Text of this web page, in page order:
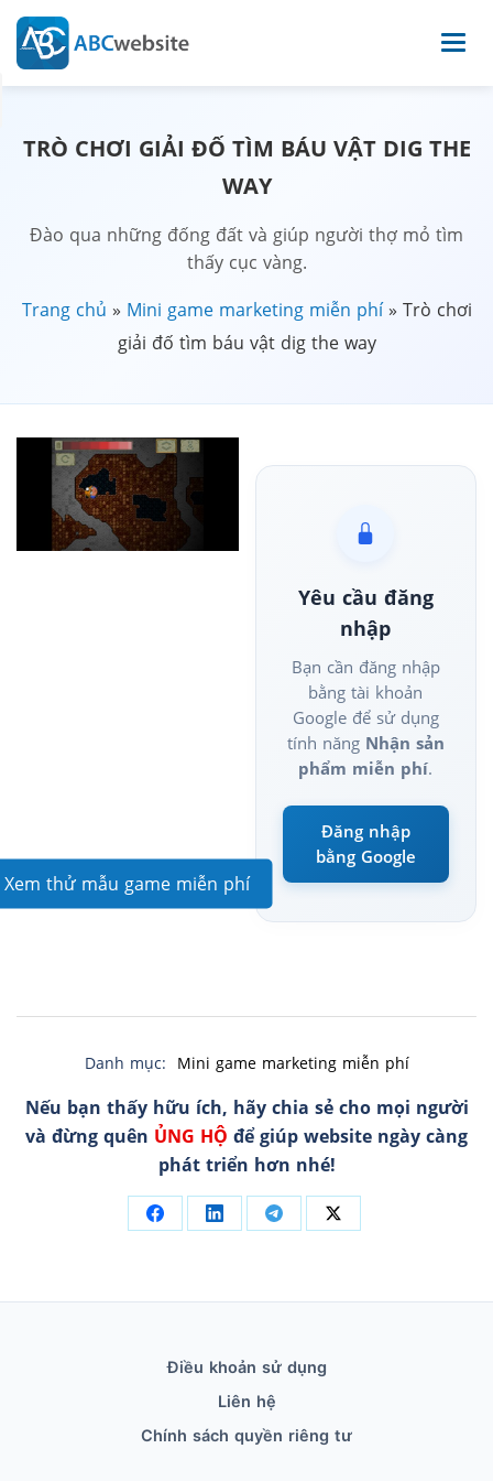
TRÒ CHƠI GIẢI ĐỐ TÌM BÁU VẬT DIG THE
WAY
Đào qua những đống đất và giúp người thợ mỏ tìm
thấy cục vàng.
Trang chủ » Mini game marketing miễn phí» Trò chơi
giải đố tìm báu vật dig the way
Xem thử mẫu game miễn phí
Yêu cầu đăng
nhập
Bạn cần đăng nhập
bằng tài khoản
Google để sử dụng
tính năng Nhận sản
phẩm miễn phí.
Đăng nhập
bằng Google
Danh mục: Mini game marketing miễn phí
Nếu bạn thấy hữu ích, hãy chia sẻ cho mọi người
và đừng quên ỦNG HỘ để giúp website ngày càng
phát triển hơn nhé!
Điều khoản sử dụng
Liên hệ
Chính sách quyền riêng tư